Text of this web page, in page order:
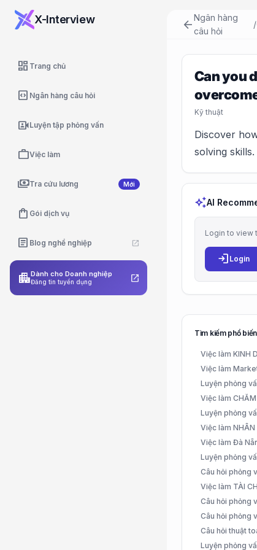
X-Interview
dashboard Trang chủ
code_blocks Ngân hàng câu hỏi
video_camera_frontLuyện tập phỏng vấn
workViệc làm
paymentsTra cứu lương Mới
shopping_bag Gói dịch vụ
article Blog nghề nghiệp open_in_new
apartmentDành cho Doanh nghiệp
Đăng tin tuyển dụng open_in_new
arrow_backNgân hàng
câu hỏi
/
Can you
Kỹ thuật
Discover
solving skills.
auto_awesomeAI
Login to view
login Login
Tìm kiếm phổ biến
Việc làm KINH
Việc làm
Luyện phỏng
Việc làm CHĂM
Luyện phỏng
Việc làm NHÂN
Việc làm Đà
Luyện phỏng
Câu hỏi phỏng
Việc làm TÀI
Câu hỏi phỏng
Câu hỏi phỏng
Câu hỏi thuật
Luyện phỏng